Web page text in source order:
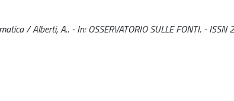
/ Alberti, A.. - In: OSSERVATORIO SULLE FONTI. - ISSN